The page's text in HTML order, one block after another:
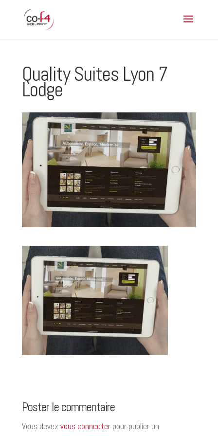
Quality Suites Lyon 7
Lodge
Poster le commentaire
Vous devez vous connecterpour publier un